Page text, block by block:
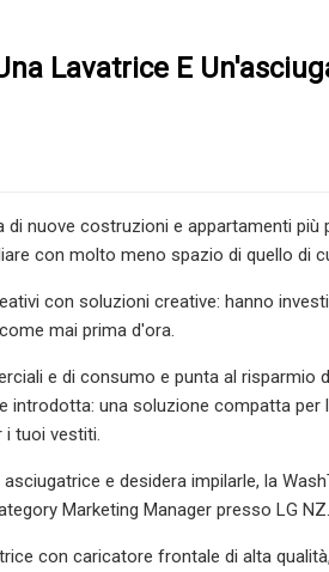
Lavatrice E
di nuove costruzioni e appartamenti
con molto meno spazio di quello di
con soluzioni creative: hanno
mai prima d'ora.
e di consumo e punta al
introdotta: una soluzione compatta
tuoi vestiti.
e desidera impilarle, la
Marketing Manager presso LG NZ.
con caricatore frontale di alta